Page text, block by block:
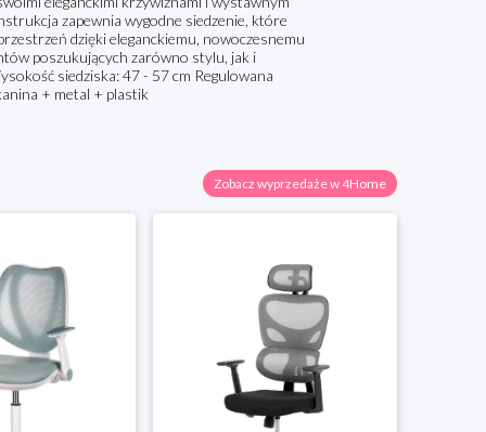
zapewnia wygodne siedzenie, które
dzięki eleganckiemu, nowoczesnemu
poszukujących zarówno stylu, jak i
siedziska: 47 - 57 cm Regulowana
+ metal + plastik
Zobacz wyprzedaże w 4Home